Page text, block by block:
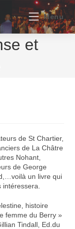
Menu
et
de St Chartier,
de La Châtre
Nohant,
de George
un livre qui
intéressera.
histoire
femme du Berry »
Tindall, Ed.du